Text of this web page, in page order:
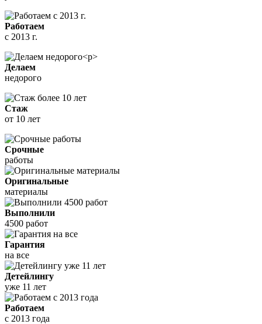
Работаем
с 2013 г.
Делаем
недорого
Стаж
от 10 лет
Срочные
работы
Оригинальные
материалы
Выполнили
4500 работ
Гарантия
на все
Детейлингу
уже 11 лет
Работаем
с 2013 года